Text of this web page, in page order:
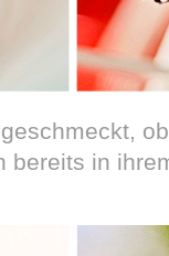
bereits in